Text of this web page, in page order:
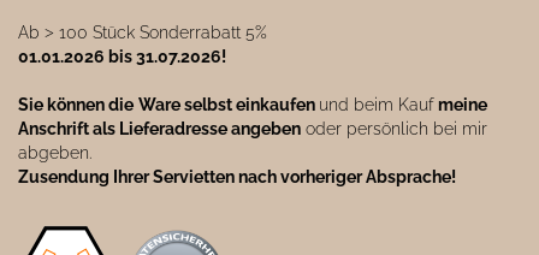
Ab ˃ 100 Stück Sonderrabatt 5%
01.01.2026 bis 31.07.2026!
Sie können die Ware selbst einkaufen und beim Kaufmeine
Anschrift als Lieferadresse angeben oder persönlich bei mir
abgeben.
Zusendung Ihrer Servietten nach vorheriger Absprache!